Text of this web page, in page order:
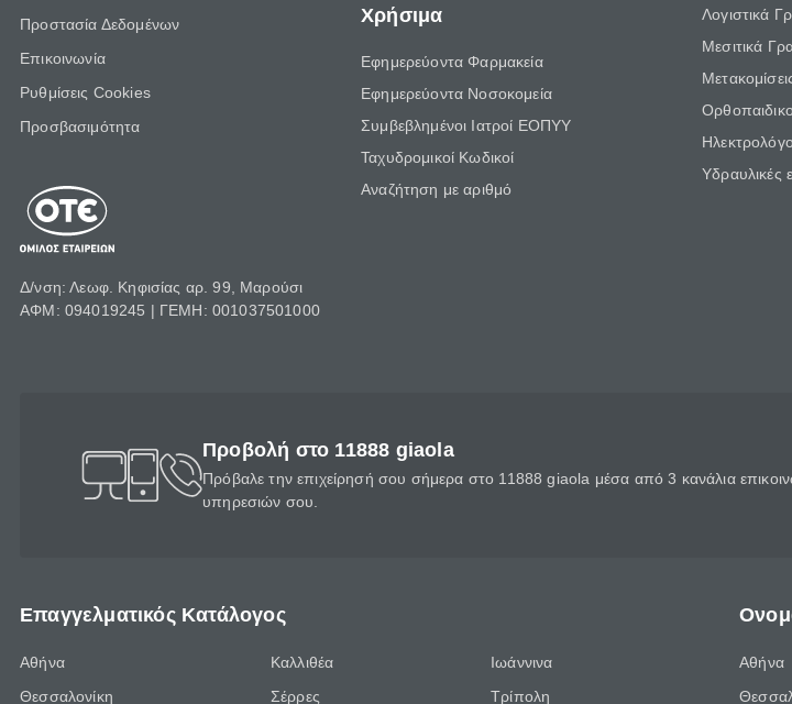
Προστασία Δεδομένων
Επικοινωνία
Ρυθμίσεις Cookies
Προσβασιμότητα
Δ/νση: Λεωφ. Κηφισίας αρ. 99, Μαρούσι
ΑΦΜ: 094019245 | ΓΕΜΗ: 001037501000
Χρήσιμα
Εφημερεύοντα Φαρμακεία
Εφημερεύοντα Νοσοκομεία
Συμβεβλημένοι Ιατροί ΕΟΠΥΥ
Ταχυδρομικοί Κωδικοί
Αναζήτηση με αριθμό
Λογιστικά
Μεσιτικά
Υδραυλικές
Προβολή στο 11888 giaola
Πρόβαλε την επιχείρησή σου σήμερα στο 11888 giaola μέσα από 3 κανάλια
υπηρεσιών σου.
Επαγγελματικός Κατάλογος
Αθήνα
Θεσσαλονίκη
Καλλιθέα
Σέρρες
Ιωάννινα
Τρίπολη
Αθήνα